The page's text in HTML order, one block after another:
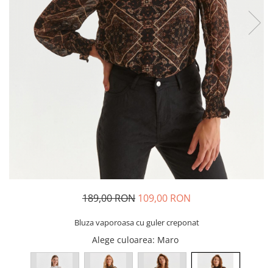
189,00 RON 109,00 RON
Bluza vaporoasa cu guler creponat
Alege culoarea: Maro